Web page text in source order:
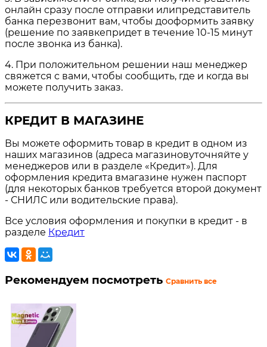
онлайн сразу после отправки илипредставитель
банка перезвонит вам, чтобы дооформить заявку
(решение по заявкепридет в течение 10-15 минут
после звонка из банка).
4. При положительном решении наш менеджер
свяжется с вами, чтобы сообщить, где и когда вы
можете получить заказ.
КРЕДИТ В МАГАЗИНЕ
Вы можете оформить товар в кредит в одном из
наших магазинов (адреса магазиновуточняйте у
менеджеров или в разделе «Кредит»). Для
оформления кредита вмагазине нужен паспорт
(для некоторых банков требуется второй документ
- СНИЛС или водительские права).
Все условия оформления и покупки в кредит - в
разделе Кредит
Рекомендуем посмотреть Сравнить все